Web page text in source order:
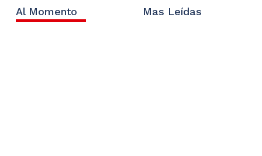
Al Momento Mas Leídas